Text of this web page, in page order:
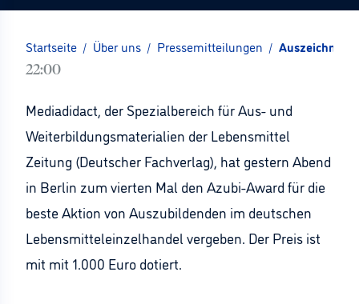
Startseite / Über uns / Pressemitteilungen /
22:00
Mediadidact, der Spezialbereich für Aus- und
Weiterbildungsmaterialien der Lebensmittel
Zeitung (Deutscher Fachverlag), hat gestern Abend
in Berlin zum vierten Mal den Azubi-Award für die
beste Aktion von Auszubildenden im deutschen
Lebensmitteleinzelhandel vergeben. Der Preis ist
mit mit 1.000 Euro dotiert.